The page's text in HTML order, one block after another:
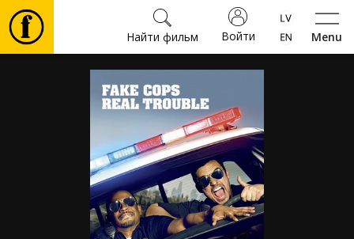
Menu
Войти
Найти фильм
Фильмы
Культура
Мероприятия